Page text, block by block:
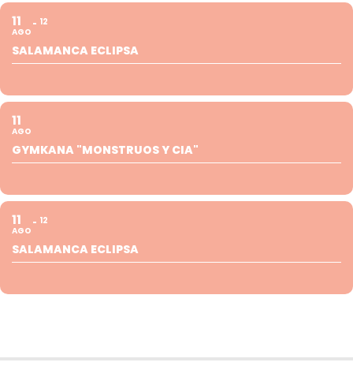
11
AGO
12
SALAMANCA ECLIPSA
11
AGO
GYMKANA "MONSTRUOS Y CIA"
11
AGO
12
SALAMANCA ECLIPSA